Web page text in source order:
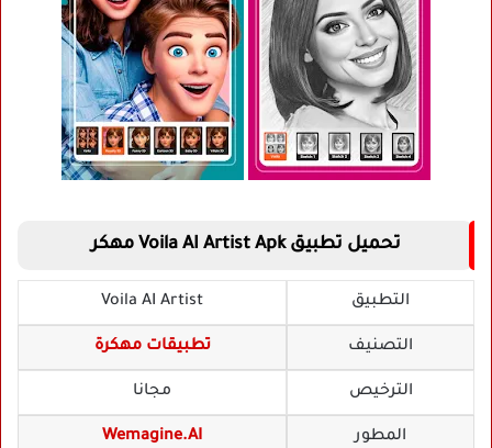
تحميل تطبيق Voila AI Artist Apk مهكر
التطبيق Voila AI Artist
التصنيف تطبيقات مهكرة
الترخيص مجانا
المطور Wemagine.AI